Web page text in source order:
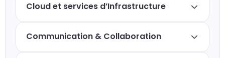
Cloud et services d’Infrastructure
Communication & Collaboration